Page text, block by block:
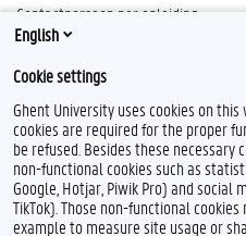
Contactpersoon per opleiding:
Politieke Wetenschappen:
Communicatiewetenschappen:
Sociologie:Bart Van de Putte
English
Cookie settings
Ghent University uses cookies on
cookies are required for the proper
be refused. Besides these necessary
non-functional cookies such as
Google, Hotjar, Piwik Pro) and social
TikTok). Those non-functional
example to measure site usage or